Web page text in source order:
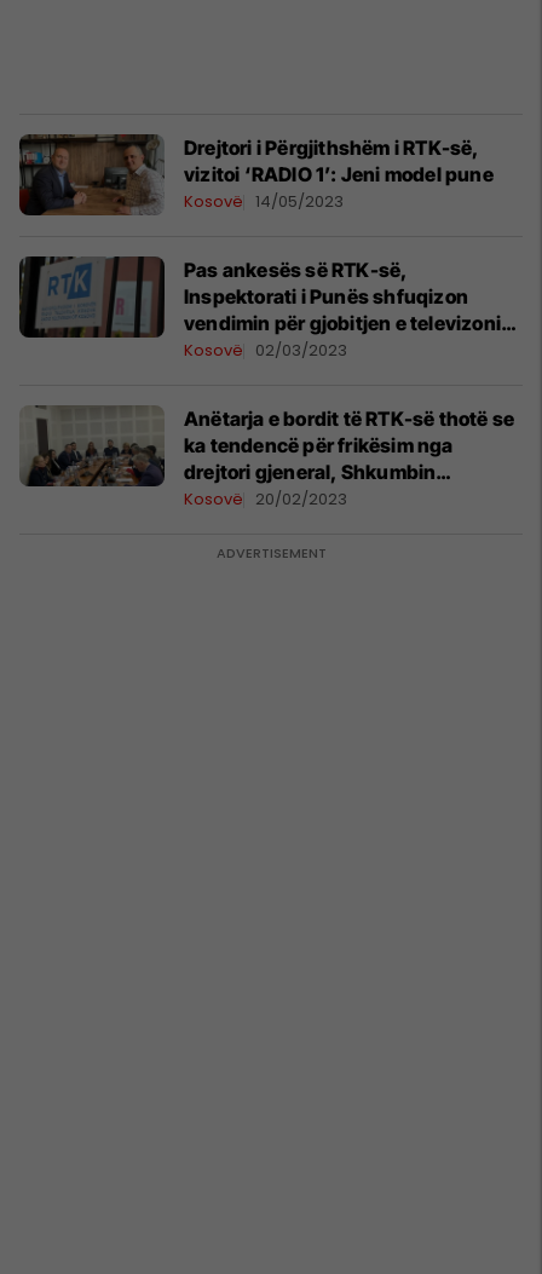
Drejtori i Përgjithshëm i RTK-së,
vizitoi ‘RADIO 1’: Jeni model pune
Kosovë 14/05/2023
Pas ankesës së RTK-së,
Inspektorati i Punës shfuqizon
vendimin për gjobitjen e televizonit
dhe drejtorit të përgjithshëm
Kosovë 02/03/2023
Anëtarja e bordit të RTK-së thotë se
ka tendencë për frikësim nga
drejtori gjeneral, Shkumbin
Ahmetxhekaj
Kosovë 20/02/2023